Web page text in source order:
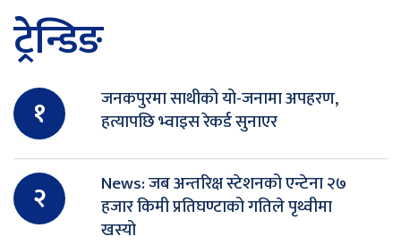
ट्रेन्डिङ
१
जनकपुरमा साथीको यो-जनामा अपहरण,
हत्यापछि भ्वाइस रेकर्ड सुनाएर
२
News: जब अन्तरिक्ष स्टेशनको एन्टेना २७
हजार किमी प्रतिघण्टाको गतिले पृथ्वीमा
खस्यो